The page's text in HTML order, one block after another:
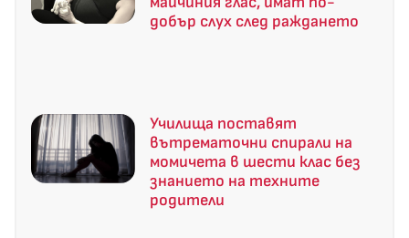
добър слух след раждането
Училища поставят
вътрематочни спирали на
момичета в шести клас без
знанието на техните
родители